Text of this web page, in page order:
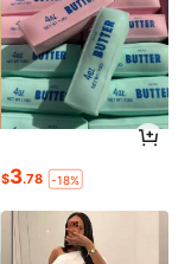
$3.78 -18%